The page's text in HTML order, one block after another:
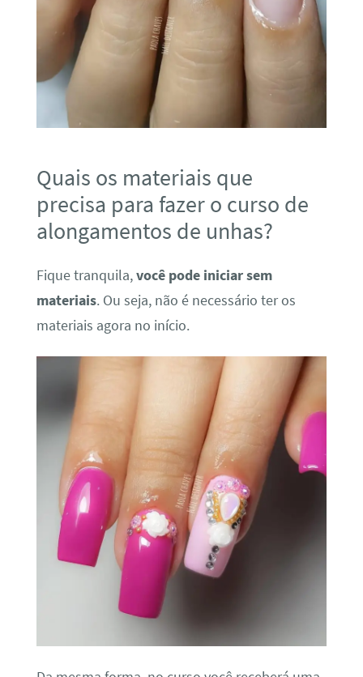
Quais os materiais que
precisa para fazer o curso de
alongamentos de unhas?
Fique tranquila,você pode iniciar sem
materiais. Ou seja, não é necessário ter os
materiais agora no início.